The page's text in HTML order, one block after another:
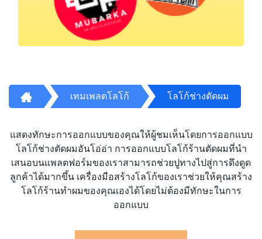
เทมเพลตโลโก้ โลโก้ช่างตัดผม
แสดงทักษะการออกแบบของคุณให้ผู้ชมเห็นโดยการออกแบบ
โลโก้ช่างตัดผมอันโอ่อ่า การออกแบบโลโก้ร้านตัดผมที่นำ
เสนอบนแพลตฟอร์มของเราสามารถช่วยปูทางไปสู่การดึงดูด
ลูกค้าได้มากขึ้น เครื่องมือสร้างโลโก้ของเราช่วยให้คุณสร้าง
โลโก้ร้านทำผมของคุณเองได้โดยไม่ต้องมีทักษะในการ
ออกแบบ